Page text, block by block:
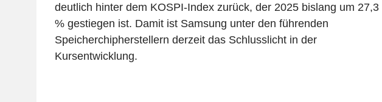
deutlich hinter dem KOSPI-Index zurück, der 2025 bislang um 27,3
% gestiegen ist. Damit ist Samsung unter den führenden
Speicherchipherstellern derzeit das Schlusslicht in der
Kursentwicklung.